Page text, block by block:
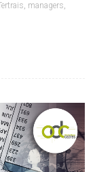
, managers,